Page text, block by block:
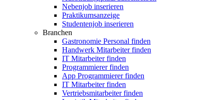
Nebenjob inserieren
Praktikumsanzeige
Studentenjob inserieren
Branchen
Gastronomie Personal finden
Handwerk Mitarbeiter finden
IT Mitarbeiter finden
Programmierer finden
App Programmierer finden
IT Mitarbeiter finden
Vertriebsmitarbeiter finden